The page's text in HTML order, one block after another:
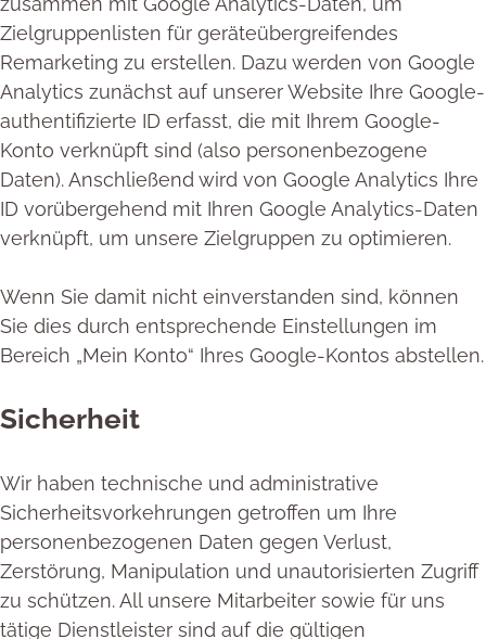
Zielgruppenlisten für geräteübergreifendes
Remarketing zu erstellen. Dazu werden von Google
Analytics zunächst auf unserer Website Ihre Google-
authentifizierte ID erfasst, die mit Ihrem Google-
Konto verknüpft sind (also personenbezogene
Daten). Anschließend wird von Google Analytics Ihre
ID vorübergehend mit Ihren Google Analytics-Daten
verknüpft, um unsere Zielgruppen zu optimieren.
Wenn Sie damit nicht einverstanden sind, können
Sie dies durch entsprechende Einstellungen im
Bereich „Mein Konto“ Ihres Google-Kontos abstellen.
Sicherheit
Wir haben technische und administrative
Sicherheitsvorkehrungen getroffen um Ihre
personenbezogenen Daten gegen Verlust,
Zerstörung, Manipulation und unautorisierten Zugriff
zu schützen. All unsere Mitarbeiter sowie für uns
tätige Dienstleister sind auf die gültigen